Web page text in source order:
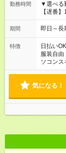
勤務時間
▼選べる
【遅番
期間 即日～
特徴 日払いOK
服装自由
ソコンス
気になる！